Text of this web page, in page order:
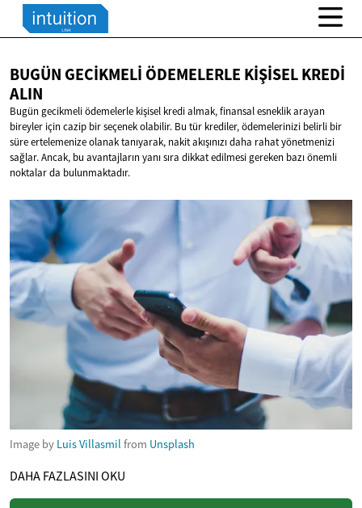
BUGÜN GECIKMELI ÖDEMELERLE KIŞISELKREDI
ALIN
Bugün gecikmeli ödemelerle kişisel kredi almak, finansal esneklik arayan
bireyler için cazip bir seçenek olabilir. Bu tür krediler, ödemelerinizi belirli bir
süre ertelemenize olanak tanıyarak, nakit akışınızı daha rahat yönetmenizi
sağlar. Ancak, bu avantajların yanı sıra dikkat edilmesi gereken bazı önemli
noktalar da bulunmaktadır.
Image by Luis Villasmil from Unsplash
DAHA FAZLASINI OKU